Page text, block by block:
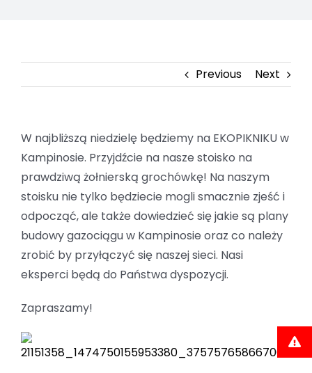
Previous Next
W najbliższą niedzielę będziemy na EKOPIKNIKU w
Kampinosie. Przyjdźcie na nasze stoisko na
prawdziwą żołnierską grochówkę! Na naszym
stoisku nie tylko będziecie mogli smacznie zjeść i
odpocząć, ale także dowiedzieć się jakie są plany
budowy gazociągu w Kampinosie oraz co należy
zrobić by przyłączyć się naszej sieci. Nasi
eksperci będą do Państwa dyspozycji.
Zapraszamy!